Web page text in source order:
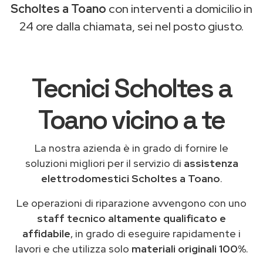
Scholtes a Toano con interventi a domicilio in
24 ore dalla chiamata, sei nel posto giusto.
Tecnici Scholtes a
Toano vicino a te
La nostra azienda è in grado di fornire le
soluzioni migliori per il servizio di assistenza
elettrodomestici Scholtes a Toano.
Le operazioni di riparazione avvengono con uno
staff tecnico altamente qualificato e
affidabile, in grado di eseguire rapidamente i
lavori e che utilizza solo materiali originali 100%.